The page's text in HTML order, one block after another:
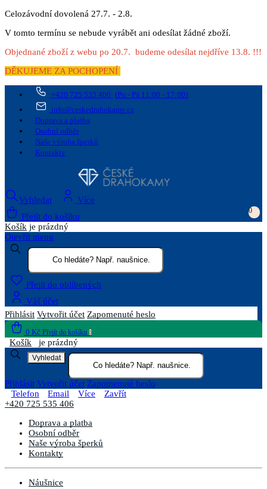
Celozávodní dovolená 27.7. - 2.8.
V tomto termínu se nebude vyrábět ani odesílat žádné zboží.
Objednané zboží z webu po 20.7. budeme odesílat nejdříve 13.8. !!!
DĚKUJEME ZA POCHOPENÍ
+420 725 535 406 (Po - Pá 11:00 - 17:00)
info@ceskedrahokamy.cz
Doprava a platba
Osobní odběr
Naše výroba šperků
Kontakty
Vyhledat
Více
Přejít do košíku
0
Košík je prázdný
Otevřít menu
Přejít do oblíbených
Váš účet
Přihlásit Vytvořit účet Zapomenuté heslo
0 Kč Přejít do košíku 0
Košík je prázdný
Vyhledat
Přihlásit Vytvořit účet Zapomenuté heslo
Telefon
Email Více
Zavřít
+420 725 535 406
Doprava a platba
Osobní odběr
Naše výroba šperků
Kontakty
Náušnice